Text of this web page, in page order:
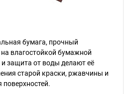
бумага, прочный
влагостойкой бумажной
и защита от воды делают её
старой краски, ржавчины и
поверхностей.